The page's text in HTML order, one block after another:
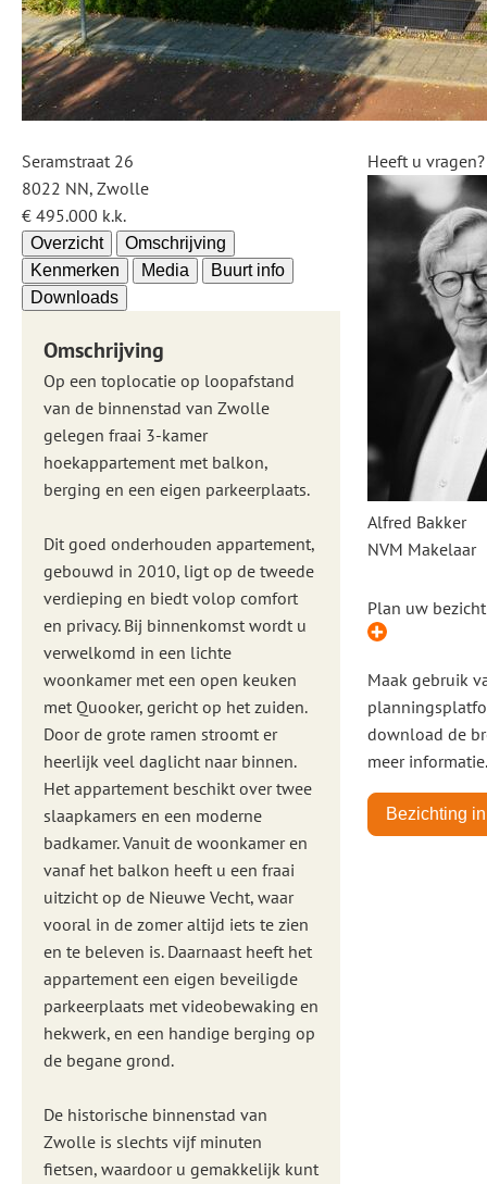
Seramstraat 26
8022 NN, Zwolle
€ 495.000 k.k.
Overzicht
Omschrijving
Kenmerken
Media
Buurt info
Downloads
Omschrijving
Op een toplocatie op loopafstand
van de binnenstad van Zwolle
gelegen fraai 3-kamer
hoekappartement met balkon,
berging en een eigen parkeerplaats.
Dit goed onderhouden appartement,
gebouwd in 2010, ligt op de tweede
verdieping en biedt volop comfort
en privacy. Bij binnenkomst wordt u
verwelkomd in een lichte
woonkamer met een open keuken
met Quooker, gericht op het zuiden.
Door de grote ramen stroomt er
heerlijk veel daglicht naar binnen.
Het appartement beschikt over twee
slaapkamers en een moderne
badkamer. Vanuit de woonkamer en
vanaf het balkon heeft u een fraai
uitzicht op de Nieuwe Vecht, waar
vooral in de zomer altijd iets te zien
en te beleven is. Daarnaast heeft het
appartement een eigen beveiligde
parkeerplaats met videobewaking en
hekwerk, en een handige berging op
de begane grond.
De historische binnenstad van
Zwolle is slechts vijf minuten
fietsen, waardoor u gemakkelijk kunt
Heeft u vragen?
Alfred Bakker
NVM Makelaar
Plan uw
Maak gebruik
download de
meer informatie.
Bezichting